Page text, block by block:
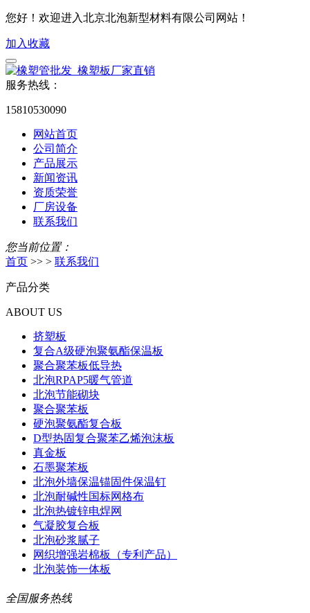
您好！欢迎进入北京北泡新型材料有限公司网站！
加入收藏
服务热线：
15810530090
网站首页
公司简介
产品展示
新闻资讯
资质荣誉
厂房设备
联系我们
您当前位置：
首页 >> > 联系我们
产品分类
ABOUT US
挤塑板
复合A级硬泡聚氨酯保温板
聚合聚苯板低导热
北泡RPAP5暖气管道
北泡节能砌块
聚合聚苯板
硬泡聚氨酯复合板
D型热固复合聚苯乙烯泡沫板
真金板
石墨聚苯板
北泡外墙保温锚固件保温钉
北泡耐碱性国标网格布
北泡热镀锌电焊网
气凝胶复合板
北泡砂浆腻子
网织增强岩棉板（专利产品）
北泡装饰一体板
全国服务热线